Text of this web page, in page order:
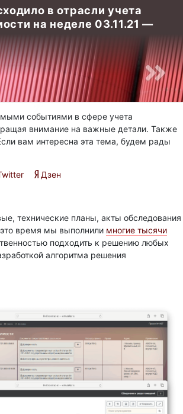
в отрасли учета
на неделе 03.11.21 —
событиями в сфере учета
внимание на важные детали. Также
вам интересна эта тема, будем рады
Дзен
технические планы, акты обследования
это время мы выполнили многие тысячи
подходить к решению любых
алгоритма решения